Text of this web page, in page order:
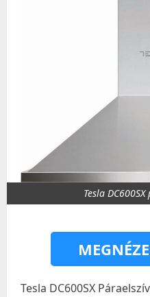
Tesla
Tesla DC600SX